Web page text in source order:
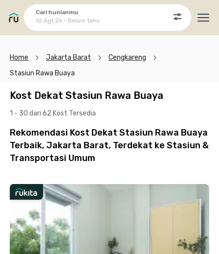
Cari hunianmu
10 Agt 26 - Belum tahu
Home Jakarta Barat
Cengkareng
Stasiun Rawa Buaya
Kost Dekat Stasiun Rawa Buaya
1 - 30 dari 62 Kost Tersedia
Rekomendasi Kost Dekat Stasiun Rawa Buaya
Terbaik, Jakarta Barat, Terdekat ke Stasiun &
Transportasi Umum